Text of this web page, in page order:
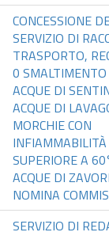
CONCESSIONE
SERVIZIO DI
TRASPORTO,
0
ACQUE DI
ACQUE DI
MORCHIE CON
INFIAMMABILITÀ
SUPERIORE A
ACQUE DI
NOMINA
SERVIZIO DI